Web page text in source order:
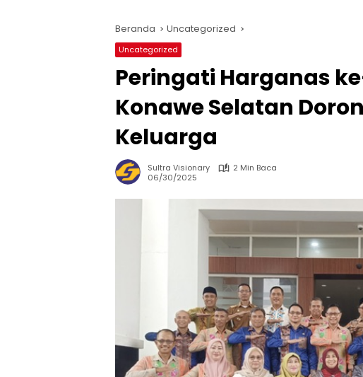
Beranda Uncategorized
Uncategorized
Peringati Harganas
Konawe Selatan
Keluarga
Sultra Visionary
2 Min Baca
06/30/2025